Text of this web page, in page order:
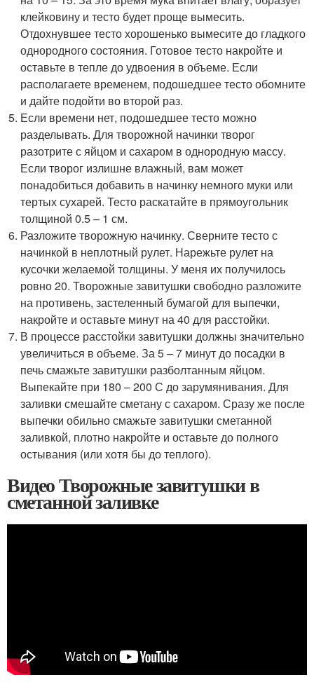
клейковину и тесто будет проще вымесить.
Отдохнувшее тесто хорошенько вымесите до гладкого
однородного состояния. Готовое тесто накройте и
оставьте в тепле до удвоения в объеме. Если
располагаете временем, подошедшее тесто обомните
и дайте подойти во второй раз.
Если времени нет, подошедшее тесто можно
разделывать. Для творожной начинки творог
разотрите с яйцом и сахаром в однородную массу.
Если творог излишне влажный, вам может
понадобиться добавить в начинку немного муки или
тертых сухарей. Тесто раскатайте в прямоугольник
толщиной 0.5 – 1 см.
Разложите творожную начинку. Сверните тесто с
начинкой в неплотный рулет. Нарежьте рулет на
кусочки желаемой толщины. У меня их получилось
ровно 20. Творожные завитушки свободно разложите
на противень, застеленный бумагой для выпечки,
накройте и оставьте минут на 40 для расстойки.
В процессе расстойки завитушки должны значительно
увеличиться в объеме. За 5 – 7 минут до посадки в
печь смажьте завитушки разболтанным яйцом.
Выпекайте при 180 – 200 С до зарумянивания. Для
заливки смешайте сметану с сахаром. Сразу же после
выпечки обильно смажьте завитушки сметанной
заливкой, плотно накройте и оставьте до полного
остывания (или хотя бы до теплого).
Видео Творожные завитушки в
сметанной заливке